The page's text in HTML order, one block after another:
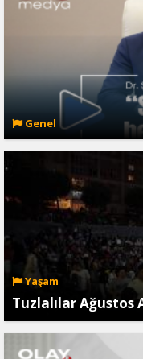
Genel
Yaşam
Tuzlalılar Ağustos